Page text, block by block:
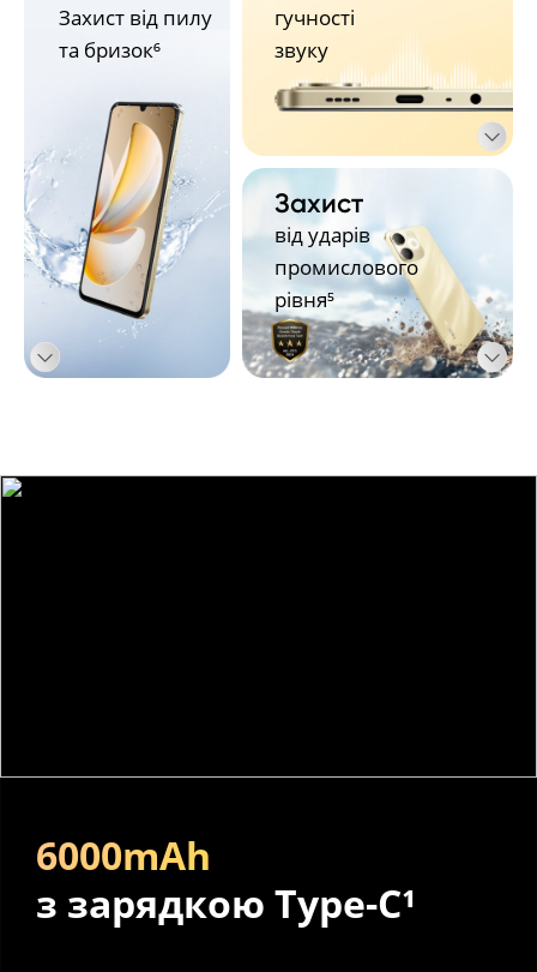
від ударів
промислового
рівня⁵
Захист
гучності
звуку
Захист від пилу
та бризок⁶
з зарядкою Type-C¹
6000mAh